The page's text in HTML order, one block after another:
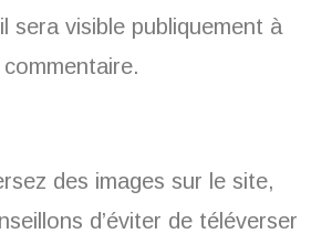
sera visible publiquement à
des images sur le site,
d’éviter de téléverser